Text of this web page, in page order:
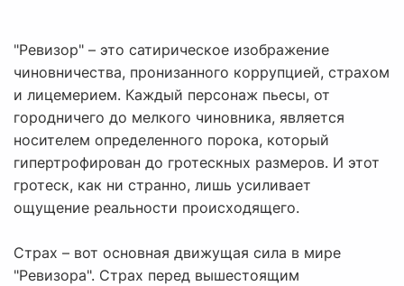
"Ревизор" – это сатирическое изображение
чиновничества, пронизанного коррупцией, страхом
и лицемерием. Каждый персонаж пьесы, от
городничего до мелкого чиновника, является
носителем определенного порока, который
гипертрофирован до гротескных размеров. И этот
гротеск, как ни странно, лишь усиливает
ощущение реальности происходящего.
Страх – вот основная движущая сила в мире
"Ревизора". Страх перед вышестоящим